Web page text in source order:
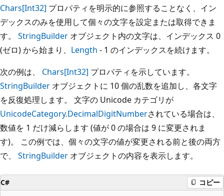
Chars[Int32] プロパティを明示的に参照することなく、イン
デックスのみを使用して個々の文字を設定または取得できま
す。 StringBuilder オブジェクト内の文字は、インデックス 0
(ゼロ) から始まり、 Length - 1 のインデックスを続けます。
次の例は、 Chars[Int32] プロパティを示しています。
StringBuilder オブジェクトに 10 個の乱数を追加し、各文字
を反復処理します。 文字の Unicode カテゴリが
UnicodeCategory.DecimalDigitNumberされている場合は、
数値を 1 だけ減らします (値が 0 の場合は 9 に変更されま
す)。 この例では、個々の文字の値が変更される前と後の両方
で、 StringBuilder オブジェクトの内容を表示します。
C# コピー